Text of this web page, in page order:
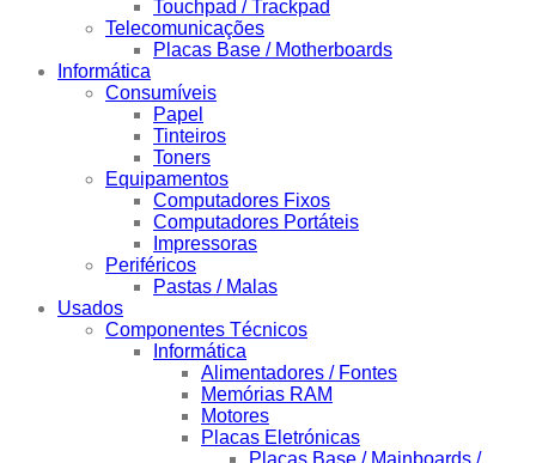
Touchpad / Trackpad
Telecomunicações
Placas Base / Motherboards
Informática
Consumíveis
Papel
Tinteiros
Toners
Equipamentos
Computadores Fixos
Computadores Portáteis
Impressoras
Periféricos
Pastas / Malas
Usados
Componentes Técnicos
Informática
Alimentadores / Fontes
Memórias RAM
Motores
Placas Eletrónicas
Placas Base / Mainboards /